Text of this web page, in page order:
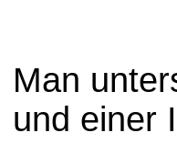
Man
und einer